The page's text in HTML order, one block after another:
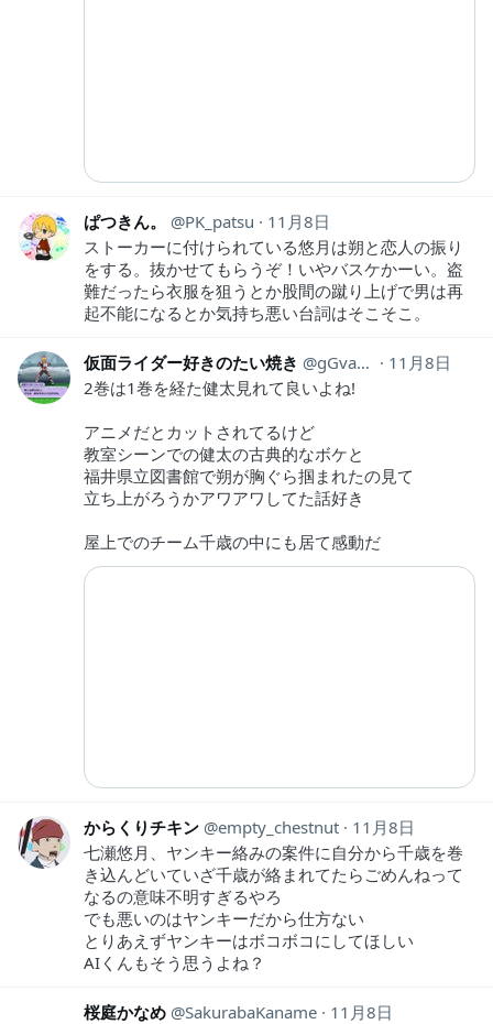
ぱつきん。 PK_patsu
11月8日
ストーカーに付けられている悠月は朔と恋人の振り
をする。抜かせてもらうぞ！いやバスケかーい。盗
難だったら衣服を狙うとか股間の蹴り上げで男は再
起不能になるとか気持ち悪い台詞はそこそこ。
仮面ライダー好きのたい焼き gGvab1MH6GVsKve
11月8日
2巻は1巻を経た健太見れて良いよね!
アニメだとカットされてるけど
教室シーンでの健太の古典的なボケと
福井県立図書館で朔が胸ぐら掴まれたの見て
立ち上がろうかアワアワしてた話好き
屋上でのチーム千歳の中にも居て感動だ
からくりチキン empty_chestnut
11月8日
七瀬悠月、ヤンキー絡みの案件に自分から千歳を巻
き込んどいていざ千歳が絡まれてたらごめんねって
なるの意味不明すぎるやろ
でも悪いのはヤンキーだから仕方ない
とりあえずヤンキーはボコボコにしてほしい
AIくんもそう思うよね？
桜庭かなめ SakurabaKaname
11月8日